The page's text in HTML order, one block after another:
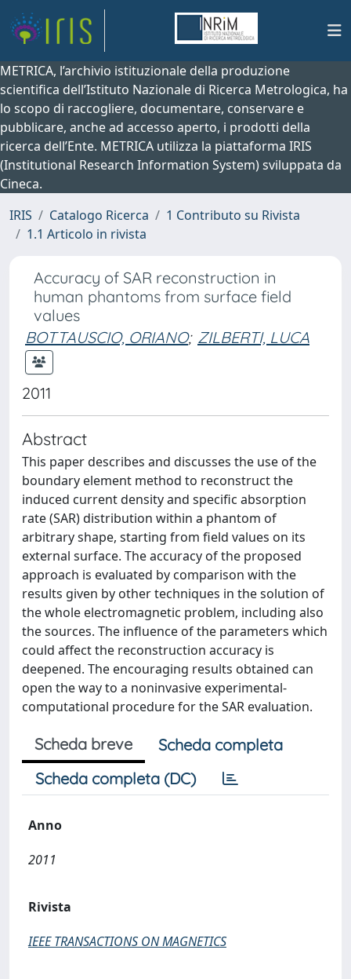
METRICA, l’archivio istituzionale della produzione
scientifica dell’Istituto Nazionale di Ricerca Metrologica, ha
lo scopo di raccogliere, documentare, conservare e
pubblicare, anche ad accesso aperto, i prodotti della
ricerca dell’Ente. METRICA utilizza la piattaforma IRIS
(Institutional Research Information System) sviluppata da
Cineca.
IRIS
Catalogo Ricerca
1 Contributo su Rivista
1.1 Articolo in rivista
Accuracy of SAR reconstruction in
human phantoms from surface field
values
BOTTAUSCIO, ORIANO; ZILBERTI, LUCA
2011
Abstract
This paper describes and discusses the use of the
boundary element method to reconstruct the
induced current density and specific absorption
rate (SAR) distribution within a phantom of
arbitrary shape, starting from field values on its
external surface. The accuracy of the proposed
approach is evaluated by comparison with the
results given by other techniques in the solution of
the whole electromagnetic problem, including also
the sources. The influence of the parameters which
could affect the reconstruction accuracy is
deepened. The encouraging results obtained can
open the way to a noninvasive experimental-
computational procedure for the SAR evaluation.
Scheda breve
Scheda completa
Scheda completa (DC)
Anno
2011
Rivista
IEEE TRANSACTIONS ON MAGNETICS